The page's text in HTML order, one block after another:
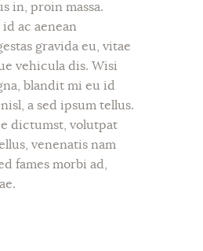
in, proin massa.
id ac aenean
gravida eu, vitae
vehicula dis. Wisi
blandit mi eu id
a sed ipsum tellus.
dictumst, volutpat
venenatis nam
fames morbi ad,